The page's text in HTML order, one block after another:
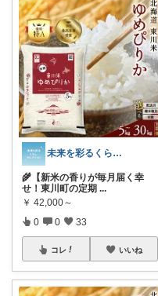
未来を彩るくらしセレクション
🌾【新米の香りが毎月届く幸
せ！東川町の定期 ...
￥ 42,000～
0 0 33
コレ いいね